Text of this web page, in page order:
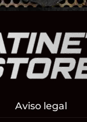
Aviso legal